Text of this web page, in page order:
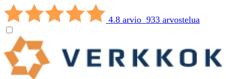
4.8 arvio 933 arvostelua